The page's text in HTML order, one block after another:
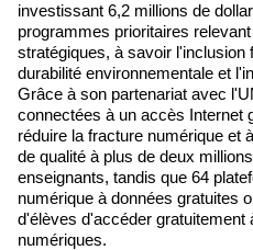
investissant 6,2 millions de
programmes prioritaires
stratégiques, à savoir l'inclusion
durabilité environnementale et
Grâce à son partenariat avec
connectées à un accès Internet
réduire la fracture numérique et
de qualité à plus de deux
enseignants, tandis que 64
numérique à données gratuites
d'élèves d'accéder gratuitement
numériques.